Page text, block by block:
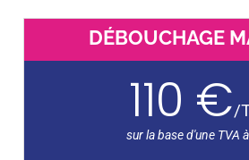
DÉBOUCHAGE
110 €/